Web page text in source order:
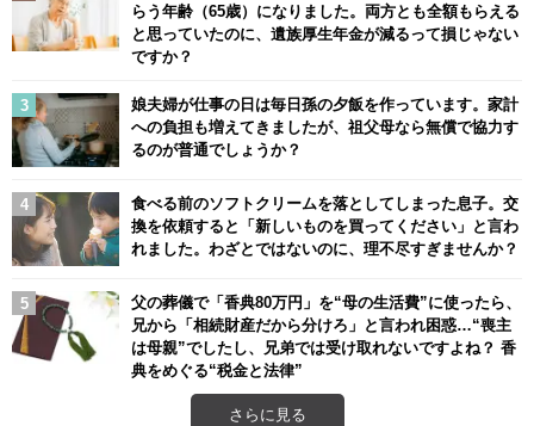
らう年齢（65歳）になりました。両方とも全額もらえる
と思っていたのに、遺族厚生年金が減るって損じゃない
ですか？
娘夫婦が仕事の日は毎日孫の夕飯を作っています。家計
への負担も増えてきましたが、祖父母なら無償で協力す
るのが普通でしょうか？
食べる前のソフトクリームを落としてしまった息子。交
換を依頼すると「新しいものを買ってください」と言わ
れました。わざとではないのに、理不尽すぎませんか？
父の葬儀で「香典80万円」を“母の生活費”に使ったら、
兄から「相続財産だから分けろ」と言われ困惑…“喪主
は母親”でしたし、兄弟では受け取れないですよね？ 香
典をめぐる“税金と法律”
さらに見る